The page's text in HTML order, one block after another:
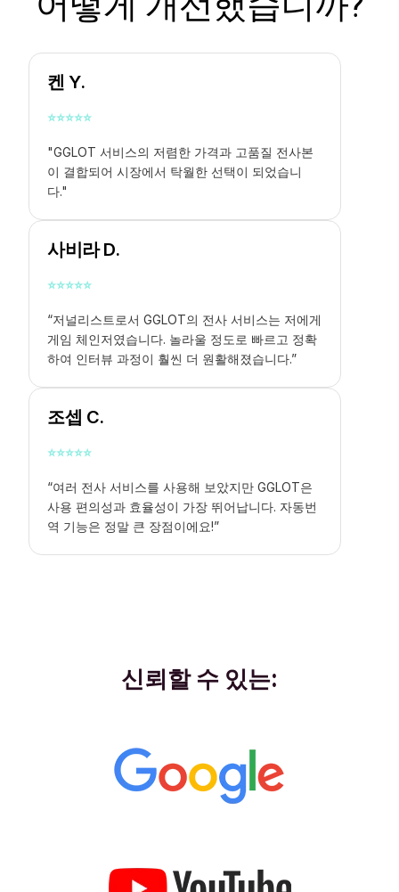
켄 Y.
⭐⭐⭐⭐⭐
"GGLOT 서비스의 저렴한 가격과 고품질 전사본
이 결합되어 시장에서 탁월한 선택이 되었습니
다."
사비라 D.
⭐⭐⭐⭐⭐
“저널리스트로서 GGLOT의 전사 서비스는 저에게
게임 체인저였습니다. 놀라울 정도로 빠르고 정확
하여 인터뷰 과정이 훨씬 더 원활해졌습니다.”
조셉 C.
⭐⭐⭐⭐⭐
“여러 전사 서비스를 사용해 보았지만 GGLOT은
사용 편의성과 효율성이 가장 뛰어납니다. 자동번
역 기능은 정말 큰 장점이에요!”
신뢰할 수 있는: